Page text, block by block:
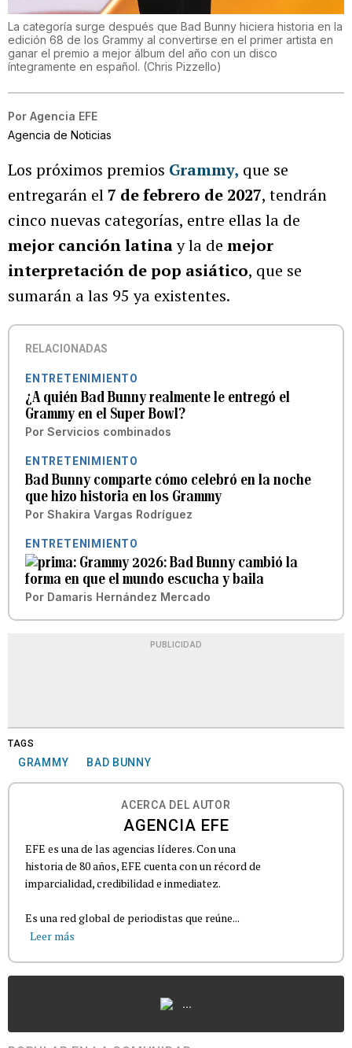
La categoría surge después que Bad Bunny hiciera historia en la
edición 68 de los Grammy al convertirse en el primer artista en
ganar el premio a mejor álbum del año con un disco
íntegramente en español. (Chris Pizzello)
Por Agencia EFE
Agencia de Noticias
Los próximos premios Grammy, que se
entregarán el7 de febrero de 2027, tendrán
cinco nuevas categorías, entre ellas la de
mejor canción latinay la de mejor
interpretación de pop asiático, que se
sumarán a las 95 ya existentes.
RELACIONADAS
ENTRETENIMIENTO
¿A quién Bad Bunny realmente le entregó el
Grammy en el Super Bowl?
Por Servicios combinados
ENTRETENIMIENTO
Bad Bunny comparte cómo celebró en la noche
que hizo historia en los Grammy
Por Shakira Vargas Rodríguez
ENTRETENIMIENTO
Grammy 2026: Bad Bunny cambió la
forma en que el mundo escucha y baila
Por Damaris Hernández Mercado
PUBLICIDAD
TAGS
GRAMMY BAD BUNNY
ACERCA DEL AUTOR
AGENCIA EFE
EFE es una de las agencias líderes. Con una
historia de 80 años, EFE cuenta con un récord de
imparcialidad, credibilidad e inmediatez.
Es una red global de periodistas que reúne...
Leer más
...